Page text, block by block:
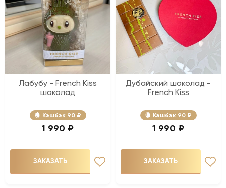
Лабубу - French Kiss
шоколад
Кэшбэк 90 ₽
1 990 ₽
ЗАКАЗАТЬ
Дубайский шоколад -
French Kiss
Кэшбэк 90 ₽
1 990 ₽
ЗАКАЗАТЬ